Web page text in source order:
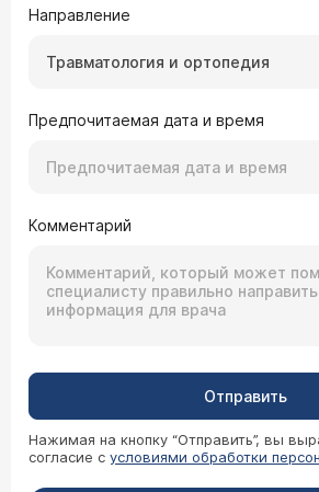
Направление
Травматология и ортопедия
Предпочитаемая дата и время
Комментарий
Отправить
Нажимая на кнопку “Отправить”, вы
согласие с условиями обработки